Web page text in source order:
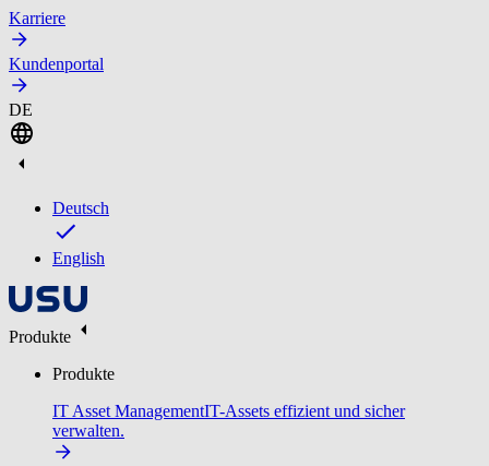
Karriere
Kundenportal
DE
Deutsch
English
Produkte
Produkte
IT Asset ManagementIT-Assets effizient und sicher
verwalten.